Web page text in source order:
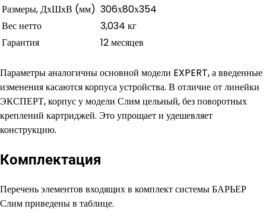
Размеры, ДхШхВ (мм) 306х80х354
Вес нетто
3,034 кг
Гарантия
12 месяцев
Параметры аналогичны основной модели EXPERT, а введенные
изменения касаются корпуса устройства. В отличие от линейки
ЭКСПЕРТ, корпус у модели Слим цельный, без поворотных
креплений картриджей. Это упрощает и удешевляет
конструкцию.
Комплектация
Перечень элементов входящих в комплект системы БАРЬЕР
Слим приведены в таблице.